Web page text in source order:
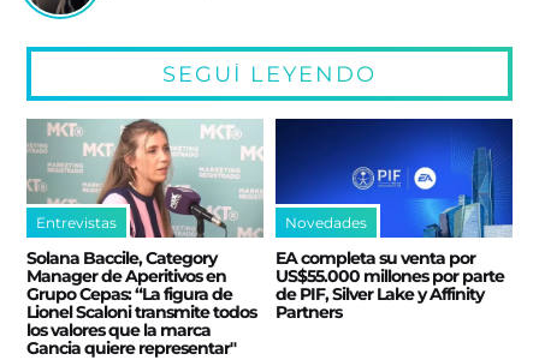
SEGUÍ LEYENDO
Entrevistas
Solana Baccile, Category
Manager de Aperitivos en
Grupo Cepas: “La figura de
Lionel Scaloni transmite todos
los valores que la marca
Gancia quiere representar"
Novedades
EA completa su venta por
US$55.000 millones por parte
de PIF, Silver Lake y Affinity
Partners